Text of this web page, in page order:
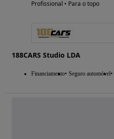
Profissional • Para o topo
188CARS Studio LDA
Financiamento Seguro automóvel